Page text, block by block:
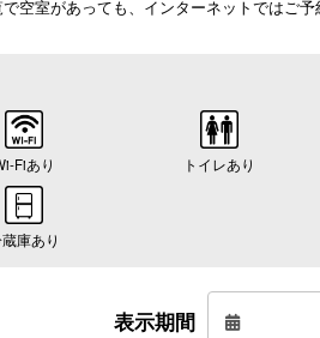
空室があっても、インターネットではご
Fiあり トイレあり
庫あり
表示期間